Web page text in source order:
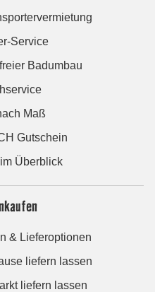
Service
Badumbau
Maß
Gutschein
Überblick
& Lieferoptionen
liefern lassen
liefern lassen